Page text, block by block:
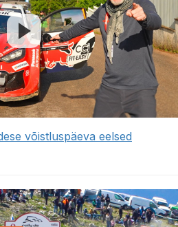
võistluspäeva eelsed